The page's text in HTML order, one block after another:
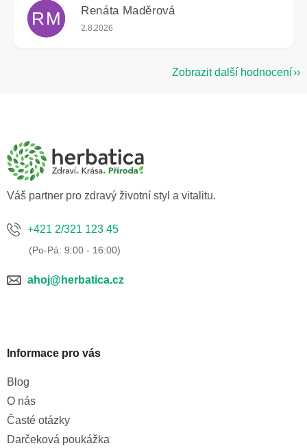
RM Renáta Maděrová
Hodnocení obchodu je 5 z 5 hvězdiček.
2.8.2026
Zobrazit další hodnocení
a
Váš partner pro zdravý životní styl a vitalitu.
+421 2/321 123 45
ahoj@herbatica.cz
Informace pro vás
Blog
O nás
Časté otázky
Darčeková poukážka